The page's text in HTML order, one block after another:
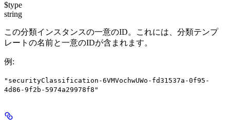
$type
string
この分類インスタンスの一意のID。これには、分類テンプ
レートの名前と一意のIDが含まれます。
例 :
"securityClassification-6VMVochwUWo-fd31537a-0f95-
4d86-9f2b-5974a29978f8"